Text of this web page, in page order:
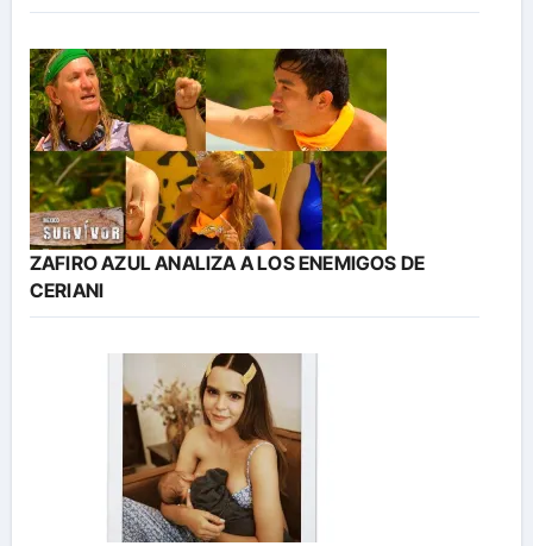
ZAFIRO AZUL ANALIZA A LOS ENEMIGOS DE
CERIANI